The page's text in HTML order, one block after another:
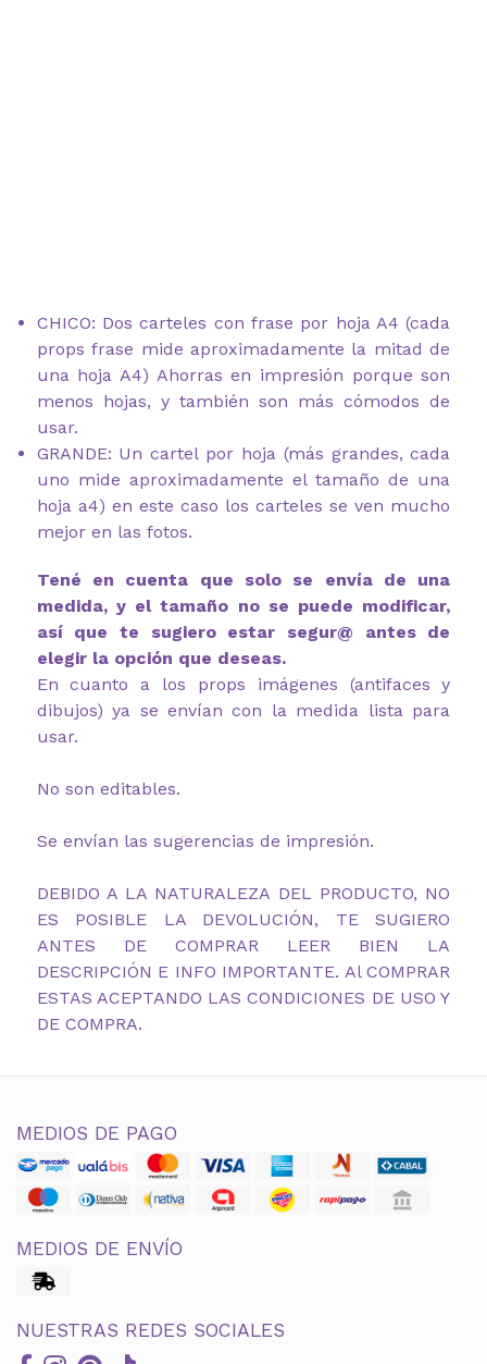
CHICO: Dos carteles con frase por hoja A4 (cada
props frase mide aproximadamente la mitad de
una hoja A4) Ahorras en impresión porque son
menos hojas, y también son más cómodos de
usar.
GRANDE: Un cartel por hoja (más grandes, cada
uno mide aproximadamente el tamaño de una
hoja a4) en este caso los carteles se ven mucho
mejor en las fotos.
Tené en cuenta que solo se envía de una
medida, y el tamaño no se puede modificar,
así que te sugiero estar segur@ antes de
elegir la opción que deseas.
En cuanto a los props imágenes (antifaces y
dibujos) ya se envían con la medida lista para
usar.
No son editables.
Se envían las sugerencias de impresión.
DEBIDO A LA NATURALEZA DEL PRODUCTO, NO
ES POSIBLE LA DEVOLUCIÓN, TE SUGIERO
ANTES DE COMPRAR LEER BIEN LA
DESCRIPCIÓN E INFO IMPORTANTE. Al COMPRAR
ESTAS ACEPTANDO LAS CONDICIONES DE USO Y
DE COMPRA.
MEDIOS DE PAGO
MEDIOS DE ENVÍO
NUESTRAS REDES SOCIALES